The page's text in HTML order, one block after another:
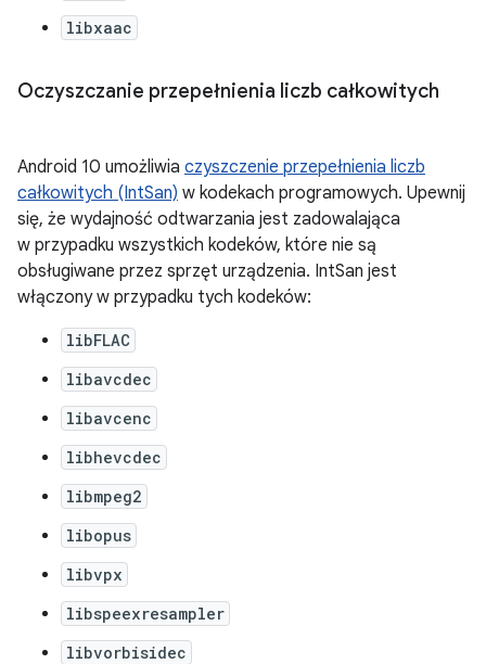
libxaac
Oczyszczanie przepełnienia liczb całkowitych
Android 10 umożliwia czyszczenie przepełnienia liczb
całkowitych (IntSan) w kodekach programowych. Upewnij
się, że wydajność odtwarzania jest zadowalająca
w przypadku wszystkich kodeków, które nie są
obsługiwane przez sprzęt urządzenia. IntSan jest
włączony w przypadku tych kodeków:
libFLAC
libavcdec
libavcenc
libhevcdec
libmpeg2
libopus
libvpx
libspeexresampler
libvorbisidec